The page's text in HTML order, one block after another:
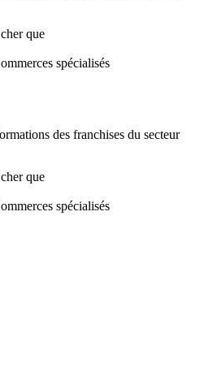
que
spécialisés
des franchises du secteur
que
spécialisés